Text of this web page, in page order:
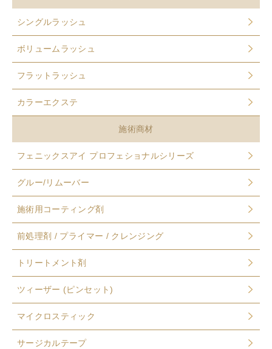
シングルラッシュ
ボリュームラッシュ
フラットラッシュ
カラーエクステ
施術商材
フェニックスアイ プロフェショナルシリーズ
グルー/リムーバー
施術用コーティング剤
前処理剤 / プライマー / クレンジング
トリートメント剤
ツィーザー (ピンセット)
マイクロスティック
サージカルテープ